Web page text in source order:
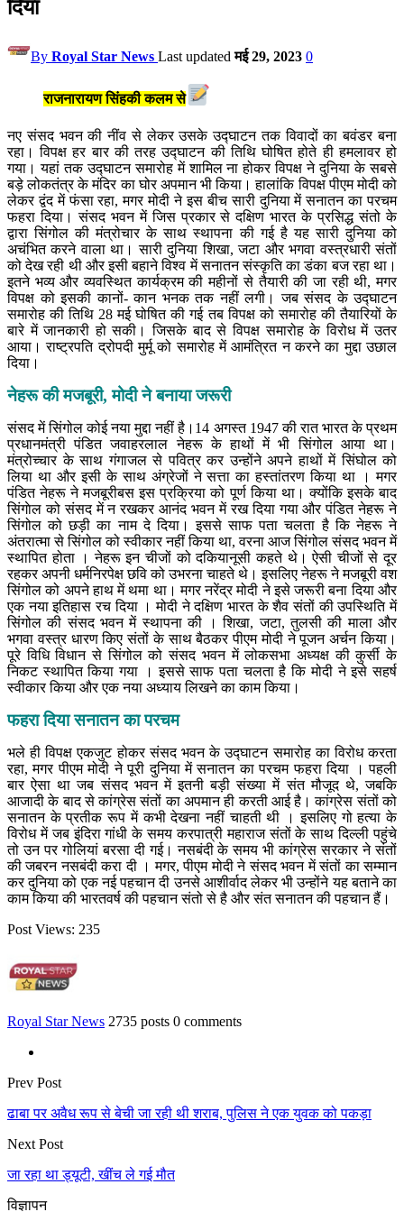
दिया
By Royal Star News Last updatedमई 29, 2023 0
राजनारायण सिंहकी कलम से
नए संसद भवन की नींव से लेकर उसके उद्घाटन तक विवादों का बवंडर बना
रहा। विपक्ष हर बार की तरह उद्घाटन की तिथि घोषित होते ही हमलावर हो
गया। यहां तक उद्घाटन समारोह में शामिल ना होकर विपक्ष ने दुनिया के सबसे
बड़े लोकतंत्र के मंदिर का घोर अपमान भी किया। हालांकि विपक्ष पीएम मोदी को
लेकर द्वंद में फंसा रहा, मगर मोदी ने इस बीच सारी दुनिया में सनातन का परचम
फहरा दिया। संसद भवन में जिस प्रकार से दक्षिण भारत के प्रसिद्ध संतो के
द्वारा सिंगोल की मंत्रोचार के साथ स्थापना की गई है यह सारी दुनिया को
अचंभित करने वाला था। सारी दुनिया शिखा, जटा और भगवा वस्त्रधारी संतों
को देख रही थी और इसी बहाने विश्व में सनातन संस्कृति का डंका बज रहा था।
इतने भव्य और व्यवस्थित कार्यक्रम की महीनों से तैयारी की जा रही थी, मगर
विपक्ष को इसकी कानों- कान भनक तक नहीं लगी। जब संसद के उद्घाटन
समारोह की तिथि 28 मई घोषित की गई तब विपक्ष को समारोह की तैयारियों के
बारे में जानकारी हो सकी। जिसके बाद से विपक्ष समारोह के विरोध में उतर
आया। राष्ट्रपति द्रोपदी मुर्मू को समारोह में आमंत्रित न करने का मुद्दा उछाल
दिया।
नेहरू की मजबूरी, मोदी ने बनाया जरूरी
संसद में सिंगोल कोई नया मुद्दा नहीं है।14 अगस्त 1947 की रात भारत के प्रथम
प्रधानमंत्री पंडित जवाहरलाल नेहरू के हाथों में भी सिंगोल आया था।
मंत्रोच्चार के साथ गंगाजल से पवित्र कर उन्होंने अपने हाथों में सिंघोल को
लिया था और इसी के साथ अंग्रेजों ने सत्ता का हस्तांतरण किया था । मगर
पंडित नेहरू ने मजबूरीबस इस प्रक्रिया को पूर्ण किया था। क्योंकि इसके बाद
सिंगाेल को संसद में न रखकर आनंद भवन में रख दिया गया और पंडित नेहरू ने
सिंगोल को छड़ी का नाम दे दिया। इससे साफ पता चलता है कि नेहरू ने
अंतरात्मा से सिंगोल को स्वीकार नहीं किया था, वरना आज सिंगोल संसद भवन में
स्थापित होता । नेहरू इन चीजों को दकियानूसी कहते थे। ऐसी चीजों से दूर
रहकर अपनी धर्मनिरपेक्ष छवि को उभरना चाहते थे। इसलिए नेहरू ने मजबूरी वश
सिंगोल को अपने हाथ में थमा था। मगर नरेंद्र मोदी ने इसे जरूरी बना दिया और
एक नया इतिहास रच दिया । मोदी ने दक्षिण भारत के शैव संतों की उपस्थिति में
सिंगोल की संसद भवन में स्थापना की । शिखा, जटा, तुलसी की माला और
भगवा वस्त्र धारण किए संतों के साथ बैठकर पीएम मोदी ने पूजन अर्चन किया।
पूरे विधि विधान से सिंगोल को संसद भवन में लोकसभा अध्यक्ष की कुर्सी के
निकट स्थापित किया गया । इससे साफ पता चलता है कि मोदी ने इसे सहर्ष
स्वीकार किया और एक नया अध्याय लिखने का काम किया।
फहरा दिया सनातन का परचम
भले ही विपक्ष एकजुट होकर संसद भवन के उद्घाटन समारोह का विरोध करता
रहा, मगर पीएम मोदी ने पूरी दुनिया में सनातन का परचम फहरा दिया । पहली
बार ऐसा था जब संसद भवन में इतनी बड़ी संख्या में संत मौजूद थे, जबकि
आजादी के बाद से कांग्रेस संतों का अपमान ही करती आई है। कांग्रेस संतों को
सनातन के प्रतीक रूप में कभी देखना नहीं चाहती थी । इसलिए गो हत्या के
विरोध में जब इंदिरा गांधी के समय करपात्री महाराज संतों के साथ दिल्ली पहुंचे
तो उन पर गोलियां बरसा दी गई। नसबंदी के समय भी कांग्रेस सरकार ने संतों
की जबरन नसबंदी करा दी । मगर, पीएम मोदी ने संसद भवन में संतों का सम्मान
कर दुनिया को एक नई पहचान दी उनसे आशीर्वाद लेकर भी उन्होंने यह बताने का
काम किया की भारतवर्ष की पहचान संतो से है और संत सनातन की पहचान हैं।
Post Views: 235
Royal Star News 2735 posts 0 comments
Prev Post
ढाबा पर अवैध रूप से बेची जा रही थी शराब, पुलिस ने एक युवक को पकड़ा
Next Post
जा रहा था ड्यूटी, खींच ले गई मौत
विज्ञापन